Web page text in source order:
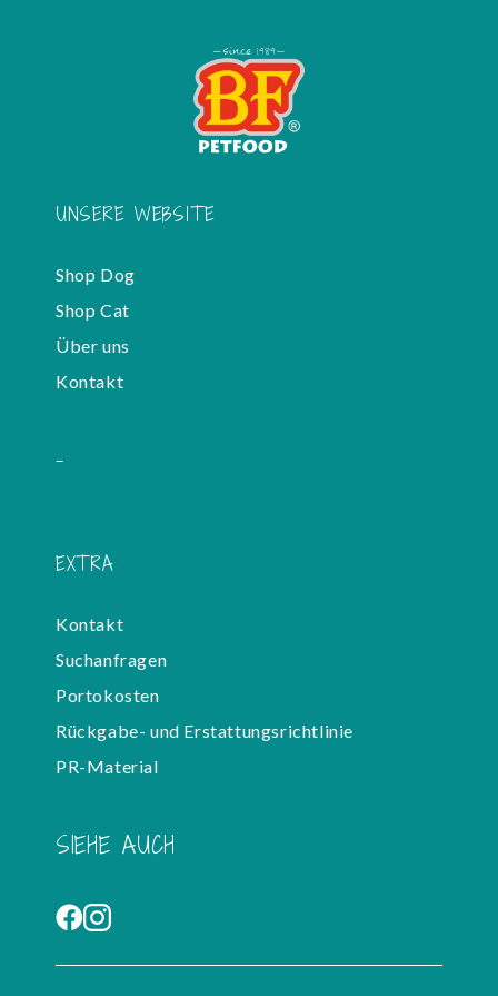
UNSERE WEBSITE
Shop Dog
Shop Cat
Über uns
Kontakt
-
EXTRA
Kontakt
Suchanfragen
Portokosten
Rückgabe- und Erstattungsrichtlinie
PR-Material
SIEHE AUCH